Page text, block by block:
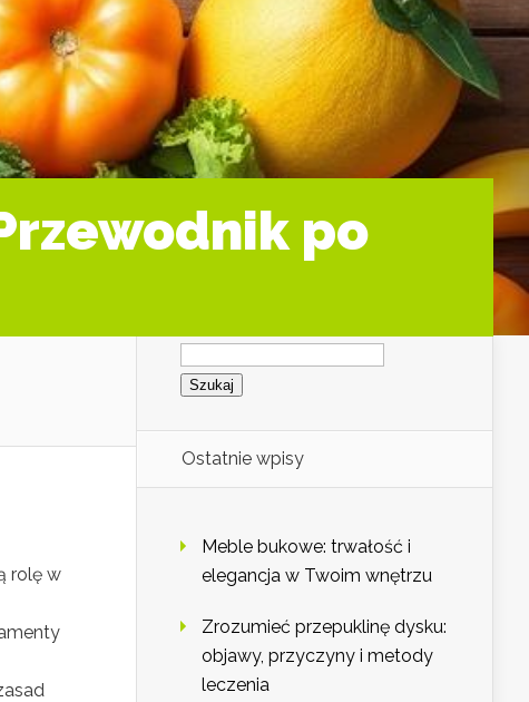
po
rolę w
Szukaj:
Ostatnie wpisy
Meble bukowe: trwałość i
elegancja w Twoim wnętrzu
Zrozumieć przepuklinę dysku:
objawy, przyczyny i metody
leczenia